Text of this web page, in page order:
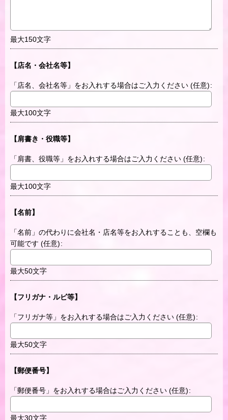
最大150文字
【店名・会社名等】
「店名、会社名等」をお入れする場合はご入力ください (任意):
最大100文字
【肩書き・役職等】
「肩書、役職等」をお入れする場合はご入力ください (任意):
最大100文字
【名前】
「名前」の代わりに会社名・店名等をお入れすることも、空欄も
可能です (任意):
最大50文字
【フリガナ・ルビ等】
「フリガナ等」をお入れする場合はご入力ください (任意):
最大50文字
【郵便番号】
「郵便番号」をお入れする場合はご入力ください (任意):
最大30文字